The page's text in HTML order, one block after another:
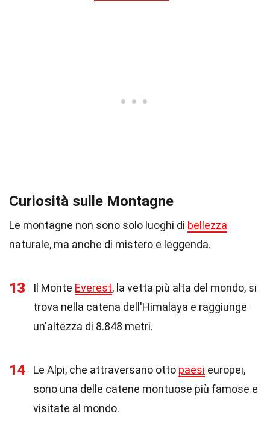
Curiosità sulle Montagne
Le montagne non sono solo luoghi di bellezza
naturale, ma anche di mistero e leggenda.
13 Il Monte Everest, la vetta più alta del mondo, si
trova nella catena dell'Himalaya e raggiunge
un'altezza di 8.848 metri.
14 Le Alpi, che attraversano otto paesi europei,
sono una delle catene montuose più famose e
visitate al mondo.